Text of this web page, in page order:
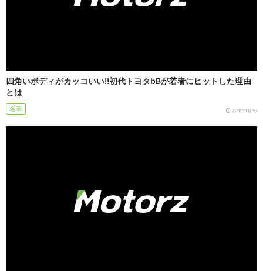
四角いボディがカッコいい!!初代トヨタbBが若者にヒットした理由
とは
名車 2019/11/30